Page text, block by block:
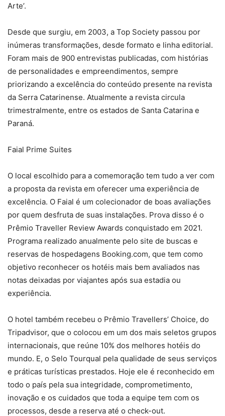
Arte’.
Desde que surgiu, em 2003, a Top Society passou por
inúmeras transformações, desde formato e linha editorial.
Foram mais de 900 entrevistas publicadas, com histórias
de personalidades e empreendimentos, sempre
priorizando a excelência do conteúdo presente na revista
da Serra Catarinense. Atualmente a revista circula
trimestralmente, entre os estados de Santa Catarina e
Paraná.
Faial Prime Suites
O local escolhido para a comemoração tem tudo a ver com
a proposta da revista em oferecer uma experiência de
excelência. O Faial é um colecionador de boas avaliações
por quem desfruta de suas instalações. Prova disso é o
Prêmio Traveller Review Awards conquistado em 2021.
Programa realizado anualmente pelo site de buscas e
reservas de hospedagens Booking.com, que tem como
objetivo reconhecer os hotéis mais bem avaliados nas
notas deixadas por viajantes após sua estadia ou
experiência.
O hotel também recebeu o Prêmio Travellers’ Choice, do
Tripadvisor, que o colocou em um dos mais seletos grupos
internacionais, que reúne 10% dos melhores hotéis do
mundo. E, o Selo Tourqual pela qualidade de seus serviços
e práticas turísticas prestados. Hoje ele é reconhecido em
todo o país pela sua integridade, comprometimento,
inovação e os cuidados que toda a equipe tem com os
processos, desde a reserva até o check-out.